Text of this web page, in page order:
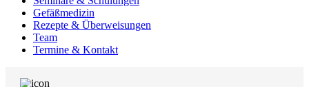
Gefäßmedizin
Rezepte & Überweisungen
Team
Termine & Kontakt